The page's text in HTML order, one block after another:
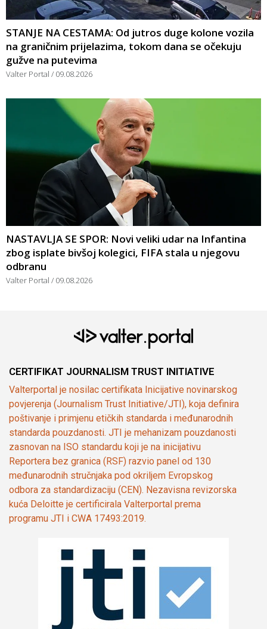
STANJE NA CESTAMA: Od jutros duge kolone vozila
na graničnim prijelazima, tokom dana se očekuju
gužve na putevima
Valter Portal 09.08.2026
NASTAVLJA SE SPOR: Novi veliki udar na Infantina
zbog isplate bivšoj kolegici, FIFA stala u njegovu
odbranu
Valter Portal 09.08.2026
CERTIFIKAT JOURNALISM TRUST INITIATIVE
Valterportal je nosilac certifikata Inicijative novinarskog
povjerenja (Journalism Trust Initiative/JTI), koja definira
poštivanje i primjenu etičkih standarda i međunarodnih
standarda pouzdanosti. JTI je mehanizam pouzdanosti
zasnovan na ISO standardu koji je na inicijativu
Reportera bez granica (RSF) razvio panel od 130
međunarodnih stručnjaka pod okriljem Evropskog
odbora za standardizaciju (CEN). Nezavisna revizorska
kuća Deloitte je certificirala Valterportal prema
programu JTI i CWA 17493:2019.